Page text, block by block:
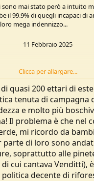
mai stato però a intuito
il 99.9% di quegli incapaci
mega indennizzo...
--- 11 Febbraio 2025---
tecnici, da noi chiamiamo un
Clicca per allargare...
quasi 200 ettari di
tenuta di campagna
e molto più
Il problema è che nel
mi ricordo da
di loro sono
soprattutto alle
cui cantava Venditti),
decente di